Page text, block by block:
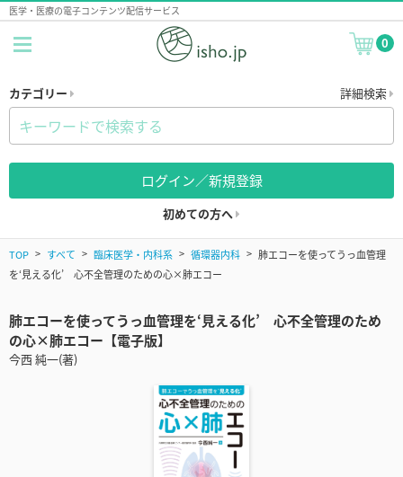
医学・医療の電子コンテンツ配信サービス
0
カテゴリー 詳細検索
ログイン／新規登録
初めての方へ
TOP すべて 臨床医学・内科系 循環器内科
肺エコーを使ってうっ血管理
を‘見える化’ 心不全管理のための心×肺エコー
肺エコーを使ってうっ血管理を‘見える化’ 心不全管理のため
の心×肺エコー【電子版】
今西 純一(著)